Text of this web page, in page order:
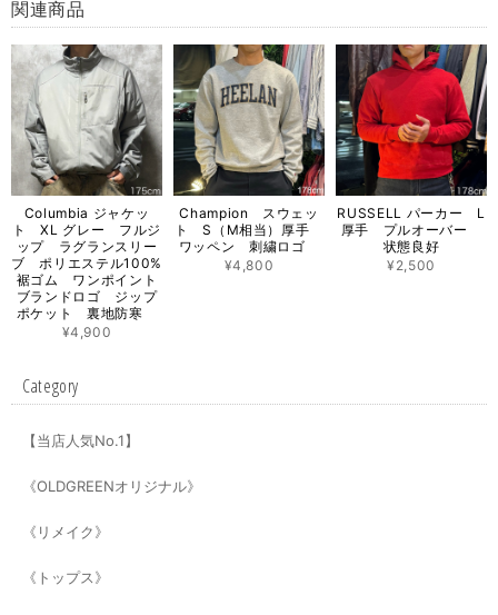
関連商品
Columbia ジャケッ
ト XL グレー フルジ
ップ ラグランスリー
ブ ポリエステル100%
裾ゴム ワンポイント
ブランドロゴ ジップ
ポケット 裏地防寒
¥4,900
Champion スウェッ
ト S（M相当）厚手
ワッペン 刺繍ロゴ
¥4,800
RUSSELL パーカー L
厚手 プルオーバー
状態良好
¥2,500
Category
【当店人気No.1】
《OLDGREENオリジナル》
《リメイク》
《トップス》